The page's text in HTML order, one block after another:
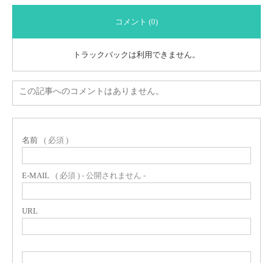
コメント (0)
トラックバックは利用できません。
この記事へのコメントはありません。
名前 ( 必須 )
E-MAIL ( 必須 ) - 公開されません -
URL